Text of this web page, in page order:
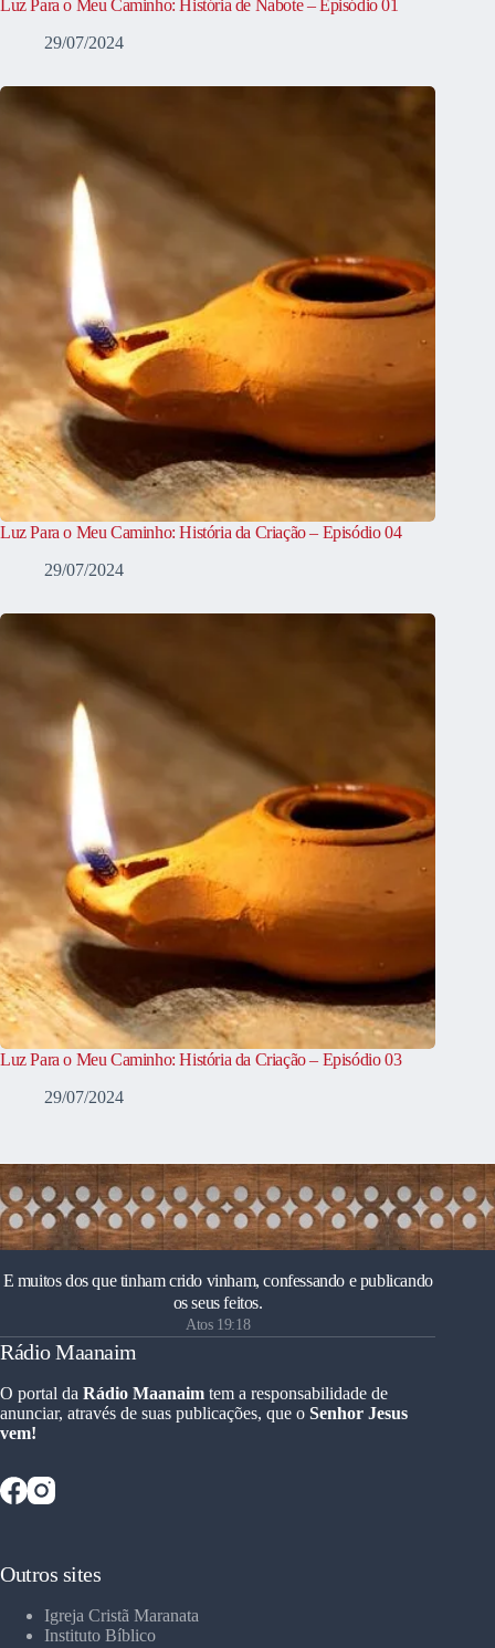
Luz Para o Meu Caminho: História de Nabote – Episódio 01
29/07/2024
Luz Para o Meu Caminho: História da Criação – Episódio 04
29/07/2024
Luz Para o Meu Caminho: História da Criação – Episódio 03
29/07/2024
E muitos dos que tinham crido vinham, confessando e publicando
os seus feitos.
Atos 19:18
Rádio Maanaim
O portal da Rádio Maanaim tem a responsabilidade de
anunciar, através de suas publicações, que o Senhor Jesus
vem!
Outros sites
Igreja Cristã Maranata
Instituto Bíblico